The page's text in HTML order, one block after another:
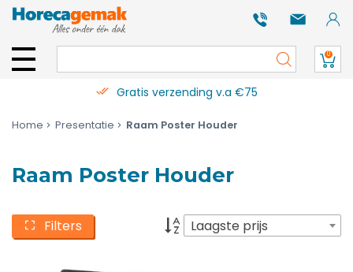
0
Gratis verzending v.a €75
Home Presentatie Raam Poster Houder
Raam Poster Houder
Filters Laagste prijs